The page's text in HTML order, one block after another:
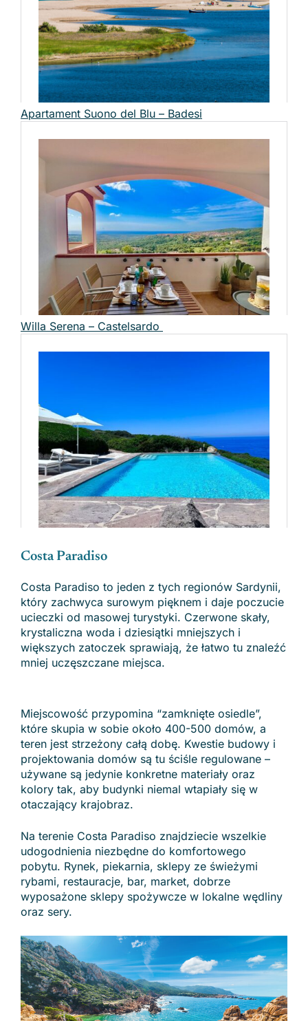
Apartament Suono del Blu – Badesi
Willa Serena – Castelsardo
Costa Paradiso
Costa Paradiso to jeden z tych regionów Sardynii,
który zachwyca surowym pięknem i daje poczucie
ucieczki od masowej turystyki. Czerwone skały,
krystaliczna woda i dziesiątki mniejszych i
większych zatoczek sprawiają, że łatwo tu znaleźć
mniej uczęszczane miejsca.
Miejscowość przypomina “zamknięte osiedle”,
które skupia w sobie około 400-500 domów, a
teren jest strzeżony całą dobę. Kwestie budowy i
projektowania domów są tu ściśle regulowane –
używane są jedynie konkretne materiały oraz
kolory tak, aby budynki niemal wtapiały się w
otaczający krajobraz.
Na terenie Costa Paradiso znajdziecie wszelkie
udogodnienia niezbędne do komfortowego
pobytu. Rynek, piekarnia, sklepy ze świeżymi
rybami, restauracje, bar, market, dobrze
wyposażone sklepy spożywcze w lokalne wędliny
oraz sery.